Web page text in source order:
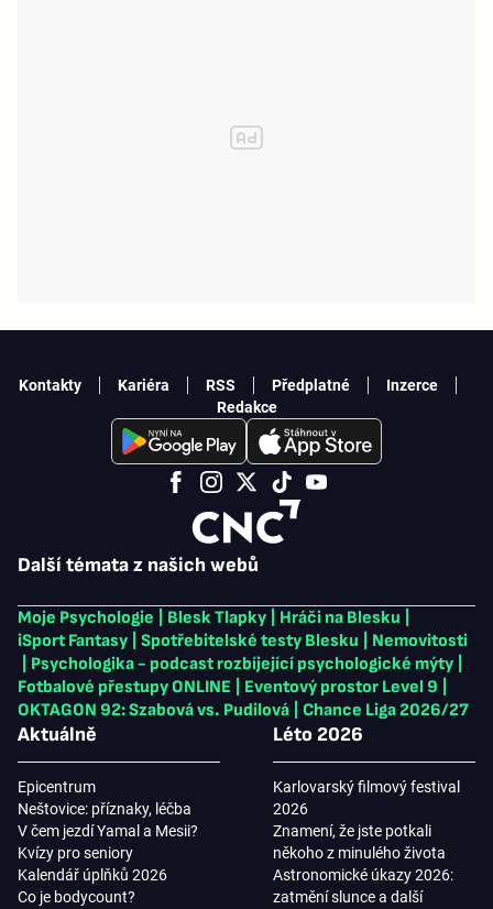
Další témata z našich webů
Moje Psychologie Blesk Tlapky Hráči na Blesku
iSport Fantasy
Spotřebitelské testy Blesku
Nemovitosti
Psychologika - podcast rozbíjející psychologické mýty
Fotbalové přestupy ONLINE
Eventový prostor Level 9
OKTAGON 92: Szabová vs. Pudilová
Chance Liga 2026/27
Aktuálně
Epicentrum
Neštovice: příznaky, léčba
V čem jezdí Yamal a Mesii?
Kvízy pro seniory
Kalendář úplňků 2026
Co je bodycount?
Léto 2026
Karlovarský filmový festival
2026
Znamení, že jste potkali
někoho z minulého života
Astronomické úkazy 2026:
zatmění slunce a další
Kontakty Kariéra RSS Předplatné
Inzerce
Redakce